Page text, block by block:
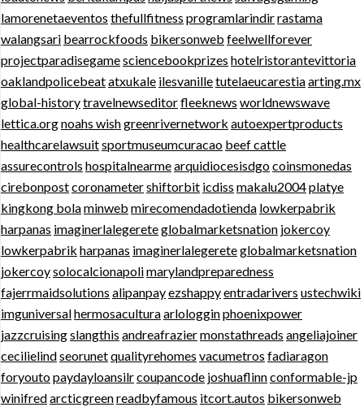
lamorenetaeventos thefullfitness programlarindirrastama
walangsari bearrockfoods bikersonweb feelwellforever
projectparadisegamesciencebookprizes hotelristorantevittoria
oaklandpolicebeatatxukale ilesvanilletutelaeucarestiaarting.mx
global-historytravelnewseditorfleeknews worldnewswave
lettica.orgnoahs wishgreenrivernetwork autoexpertproducts
healthcarelawsuitsportmuseumcuracao beef cattle
assurecontrols hospitalnearmearquidiocesisdgocoinsmonedas
cirebonpostcoronametershiftorbit icdiss makalu2004platye
kingkong bolaminweb mirecomendadotienda lowkerpabrik
harpanas imaginerlalegereteglobalmarketsnation jokercoy
lowkerpabrik harpanas imaginerlalegereteglobalmarketsnation
jokercoysolocalcionapolimarylandpreparedness
fajerrmaidsolutions alipanpayezshappyentradarivers ustechwiki
imguniversalhermosaculturaarlologginphoenixpower
jazzcruisingslangthis andreafraziermonstathreads angeliajoiner
cecilielindseorunetqualityrehomes vacumetros fadiaragon
foryoutopaydayloansilrcoupancode joshuaflinnconformable-jp
winifredarcticgreenreadbyfamous itcort.autos bikersonweb